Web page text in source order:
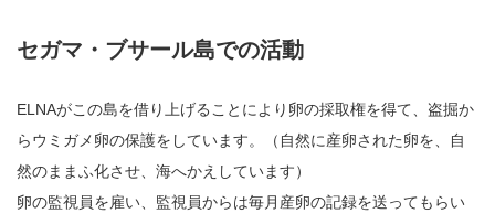
セガマ・ブサール島での活動
ELNAがこの島を借り上げることにより卵の採取権を得て、盗掘か
らウミガメ卵の保護をしています。（自然に産卵された卵を、自
然のままふ化させ、海へかえしています）
卵の監視員を雇い、監視員からは毎月産卵の記録を送ってもらい